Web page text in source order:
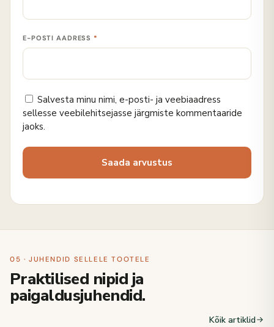
E-POSTI AADRESS *
Salvesta minu nimi, e-posti- ja veebiaadress
sellesse veebilehitsejasse järgmiste kommentaaride
jaoks.
05 · JUHENDID SELLELE TOOTELE
Praktilised nipid ja
paigaldusjuhendid.
Kõik artiklid